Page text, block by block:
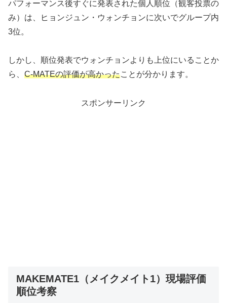
パフォーマンス後すぐに発表された個人順位（観客投票の
み）は、ヒョンジュン・ウォンチョンに次いでグループ内
3位。
しかし、順位発表でウォンチョンよりも上位にいることか
ら、 C-MATEの評価が高かったことが分かります。
スポンサーリンク
MAKEMATE1（メイクメイト1）現場評価
順位考察